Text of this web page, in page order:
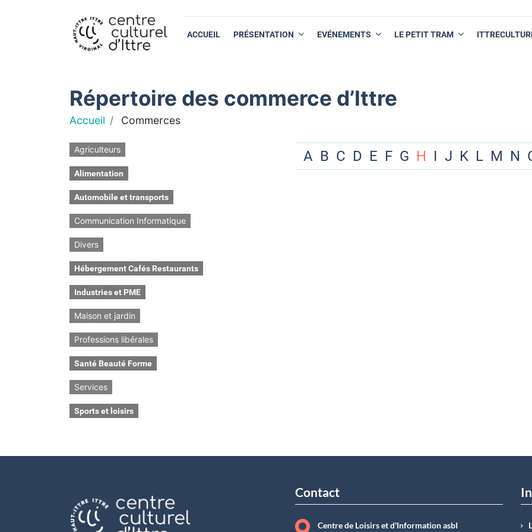
ACCUEIL PRÉSENTATION EVÉNEMENTS LE PETIT TRAM
Répertoire des commerce d’Ittre
Accueil Commerces
Agriculteurs
Alimentation
Automobile et transports
Communication Informatique
Divers
Hébergement Cafés Restaurants
Industries et PME
Maison et jardin
Professions libérales
Santé Beauté Forme
Services
Sports et loisirs
A B C D E F G H I J K L M N
Contact
Centre de Loisirs et d'Information asbI